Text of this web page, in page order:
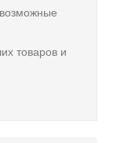
товаров и